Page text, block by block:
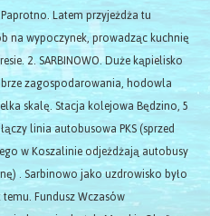
Latem przyjeżdża tu
na wypoczynek, prowadząc kuchnię
2. SARBINOWO. Duże kąpielisko
zagospodarowania, hodowla
skalę. Stacja kolejowa Będzino, 5
linia autobusowa PKS (sprzed
w Koszalinie odjeżdżają autobusy
. Sarbinowo jako uzdrowisko było
Fundusz Wczasów